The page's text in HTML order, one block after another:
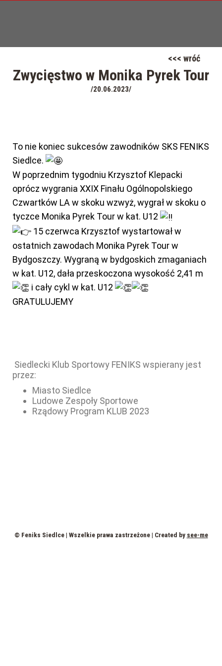
<<< wróć
Zwycięstwo w Monika Pyrek Tour
/20.06.2023/
To nie koniec sukcesów zawodników SKS FENIKS
Siedlce.
W poprzednim tygodniu Krzysztof Klepacki
oprócz wygrania XXIX Finału Ogólnopolskiego
Czwartków LA w skoku wzwyż, wygrał w skoku o
tyczce Monika Pyrek Tour w kat. U12
15 czerwca Krzysztof wystartował w
ostatnich zawodach Monika Pyrek Tour w
Bydgoszczy. Wygraną w bydgoskich zmaganiach
w kat. U12, dała przeskoczona wysokość 2,41 m
i cały cykl w kat. U12
GRATULUJEMY
Siedlecki Klub Sportowy FENIKS wspierany jest
przez:
Miasto Siedlce
Ludowe Zespoły Sportowe
Rządowy Program KLUB 2023
© Feniks Siedlce | Wszelkie prawa zastrzeżone | Created by see-me